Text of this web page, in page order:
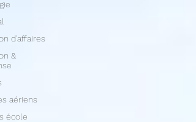
d'affaires
&
aériens
école